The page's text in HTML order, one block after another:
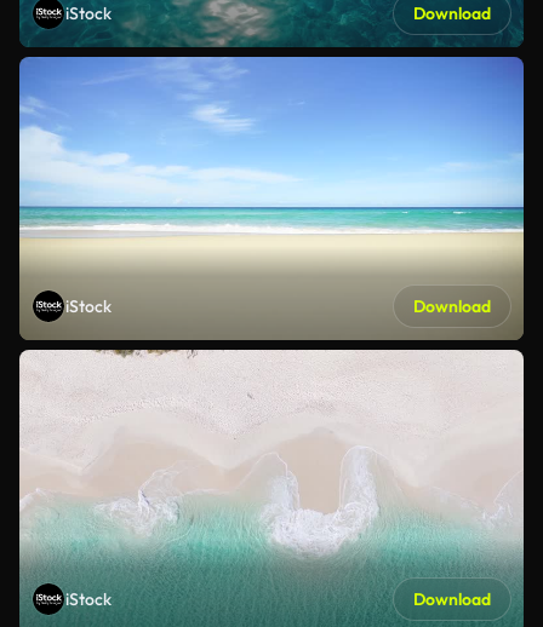
iStock Download
iStock Download
iStock Download